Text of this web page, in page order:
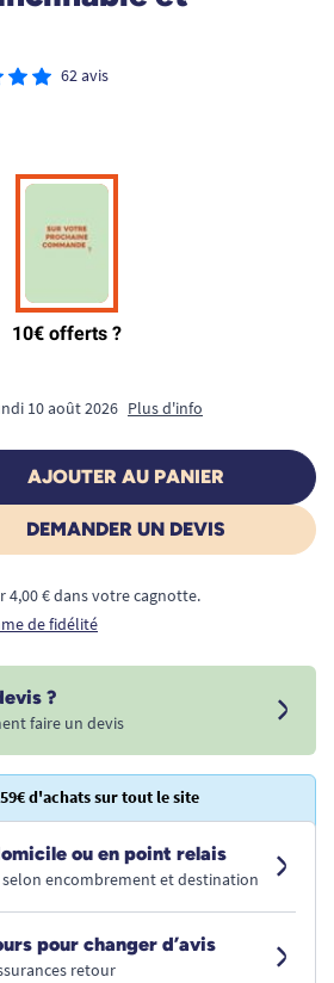
62 avis
10 août 2026 Plus d'info
AJOUTER AU PANIER
DEMANDER UN DEVIS
4,00 € dans votre cagnotte.
de fidélité
?
faire un devis
d'achats sur tout le site
ou en point relais
encombrement et destination
pour changer d’avis
retour